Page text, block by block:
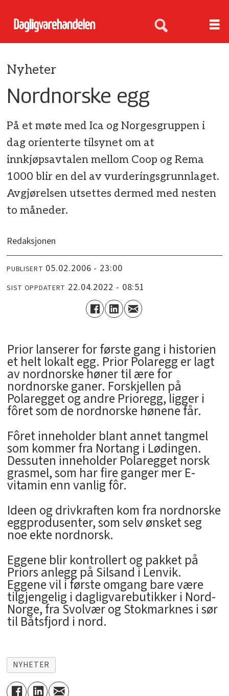
Nyheter
Nordnorske egg
På et møte med Ica og Norgesgruppen i
dag orienterte tilsynet om at
innkjøpsavtalen mellom Coop og Rema
1000 blir en del av vurderingsgrunnlaget.
Avgjørelsen utsettes dermed med nesten
to måneder.
Redaksjonen
PUBLISERT 05.02.2006 - 23:00
SIST OPPDATERT 22.04.2022 - 08:51
Prior lanserer for første gang i historien
et helt lokalt egg. Prior Polaregg er lagt
av nordnorske høner til ære for
nordnorske ganer. Forskjellen på
Polaregget og andre Prioregg, ligger i
fôret som de nordnorske hønene får.
Fôret inneholder blant annet tangmel
som kommer fra Nortang i Lødingen.
Dessuten inneholder Polaregget norsk
grasmel, som har fire ganger mer E-
vitamin enn vanlig fôr.
Ideen og drivkraften kom fra nordnorske
eggprodusenter, som selv ønsket seg
noe ekte nordnorsk.
Eggene blir kontrollert og pakket på
Priors anlegg på Silsand i Lenvik.
Eggene vil i første omgang bare være
tilgjengelig i dagligvarebutikker i Nord-
Norge, fra Svolvær og Stokmarknes i sør
til Båtsfjord i nord.
NYHETER